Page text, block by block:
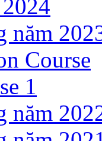
năm
Course
1
năm